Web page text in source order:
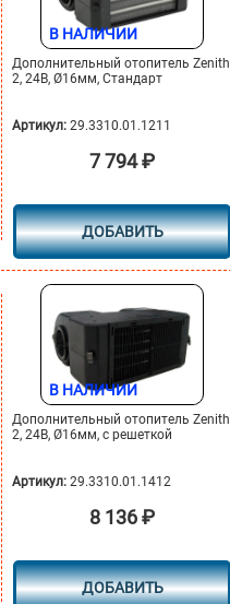
В НАЛИЧИИ
Дополнительный отопитель Zenith
2, 24В, Ø16мм, Cтандарт
Артикул: 29.3310.01.1211
7 794₽
ДОБАВИТЬ
В НАЛИЧИИ
Дополнительный отопитель Zenith
2, 24В, Ø16мм, с решеткой
Артикул: 29.3310.01.1412
8 136₽
ДОБАВИТЬ